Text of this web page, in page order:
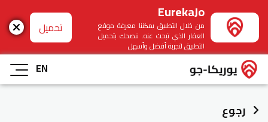
EurekaJo
من خلال التطبيق يمكننا معرفة موقع
العقار الذي تبحث عنه. ننصحك بتحميل
التطبيق لتجربة أفضل وأسهل
تحميل
EN
رجوع